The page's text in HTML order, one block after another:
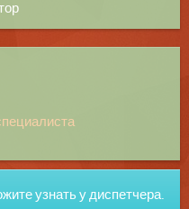
узнать у диспетчера.